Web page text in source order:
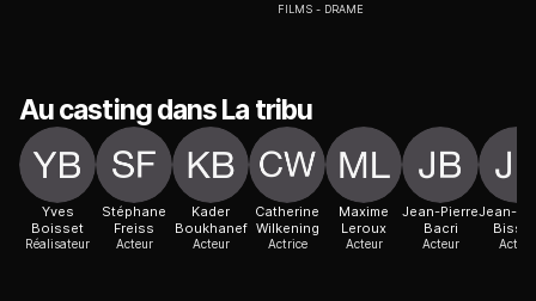
FILMS DRAME
Au casting dans La tribu
Yves
Boisset
Réalisateur
Stéphane
Freiss
Acteur
Kader
Boukhanef
Acteur
Catherine
Wilkening
Actrice
Maxime
Leroux
Acteur
Jean-Pierre
Bacri
Acteur
Jean-
Acteur